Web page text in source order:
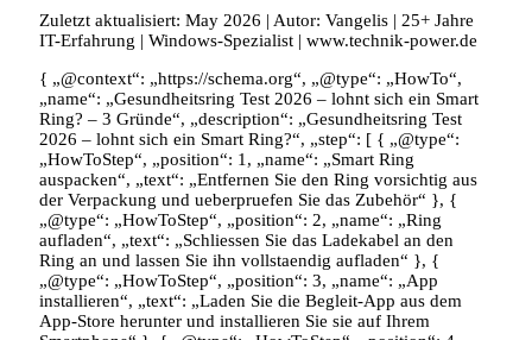
Zuletzt aktualisiert: May 2026 | Autor: Vangelis | 25+ Jahre
IT-Erfahrung | Windows-Spezialist | www.technik-power.de
{ „@context“: „https://schema.org“, „@type“: „HowTo“,
„name“: „Gesundheitsring Test 2026 – lohnt sich ein Smart
Ring? – 3 Gründe“, „description“: „Gesundheitsring Test
2026 – lohnt sich ein Smart Ring?“, „step“: [ { „@type“:
„HowToStep“, „position“: 1, „name“: „Smart Ring
auspacken“, „text“: „Entfernen Sie den Ring vorsichtig aus
der Verpackung und ueberpruefen Sie das Zubehör“ }, {
„@type“: „HowToStep“, „position“: 2, „name“: „Ring
aufladen“, „text“: „Schliessen Sie das Ladekabel an den
Ring an und lassen Sie ihn vollstaendig aufladen“ }, {
„@type“: „HowToStep“, „position“: 3, „name“: „App
installieren“, „text“: „Laden Sie die Begleit-App aus dem
App-Store herunter und installieren Sie sie auf Ihrem